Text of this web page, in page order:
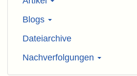
Blogs
Dateiarchive
Nachverfolgungen